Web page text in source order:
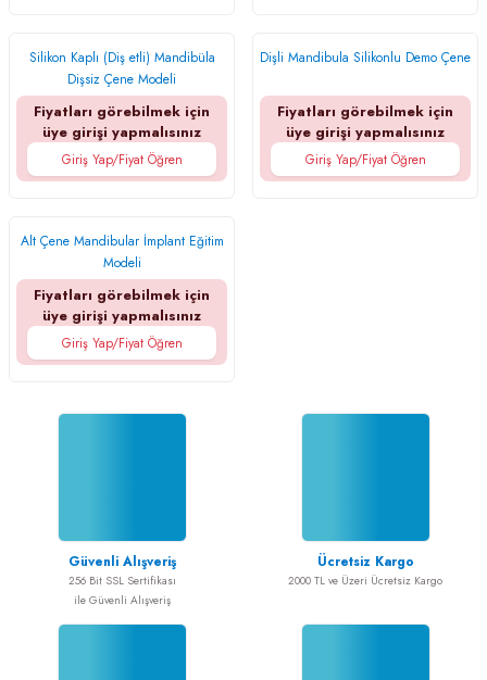
Silikon Kaplı (Diş etli) Mandibüla
Dişsiz Çene Modeli
Fiyatları görebilmek için
üye girişi yapmalısınız
Giriş Yap/Fiyat Öğren
Dişli Mandibula Silikonlu Demo Çene
Fiyatları görebilmek için
üye girişi yapmalısınız
Giriş Yap/Fiyat Öğren
Alt Çene Mandibular İmplant Eğitim
Modeli
Fiyatları görebilmek için
üye girişi yapmalısınız
Giriş Yap/Fiyat Öğren
Güvenli Alışveriş
256 Bit SSL Sertifikası
ile Güvenli Alışveriş
Ücretsiz Kargo
2000 TL ve Üzeri Ücretsiz Kargo